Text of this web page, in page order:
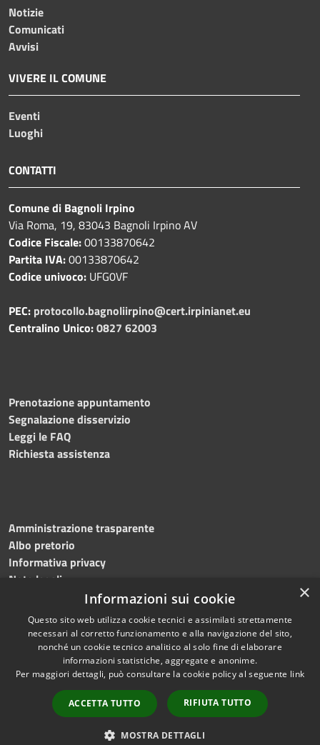
Notizie
Comunicati
Avvisi
VIVERE IL COMUNE
Eventi
Luoghi
CONTATTI
Comune di Bagnoli Irpino
Via Roma, 19, 83043 Bagnoli Irpino AV
Codice Fiscale:00133870642
Partita IVA:00133870642
Codice univoco: UFG0VF
PEC: protocollo.bagnoliirpino@cert.irpinianet.eu
Centralino Unico:0827 62003
Prenotazione appuntamento
Segnalazione disservizio
Leggi le FAQ
Richiesta assistenza
Amministrazione trasparente
Albo pretorio
Informativa privacy
Note legali
Dichiarazione di accessibilità
Accessibilità
Copyright © 2026 • Comune di
Bagnoli Irpino • Powered by
Municipium•
Accesso
redazione
×
Informazioni sui cookie
Questo sito web utilizza cookie tecnici e assimilati strettamente
necessari al corretto funzionamento e alla navigazione del sito,
nonché un cookie tecnico analitico al solo fine di elaborare
informazioni statistiche, aggregate e anonime.
Per maggiori dettagli, può consultare la cookie policy al seguente link
ACCETTA TUTTO RIFIUTA TUTTO
MOSTRA DETTAGLI